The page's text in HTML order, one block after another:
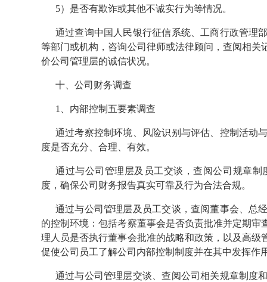
5）是否有欺诈或其他不诚实行为等情况。
通过查询中国人民银行征信系统、工商行政管理
等部门或机构，咨询公司律师或法律顾问，查阅相
价公司管理层的诚信状况。
十、公司财务调查
1、内部控制五要素调查
通过考察控制环境、风险识别与评估、控制活动
度是否充分、合理、有效。
通过与公司管理层及员工交谈，查阅公司规章
度，确保公司财务报告真实可靠及行为合法合规。
通过与公司管理层及员工交谈，查阅董事会、总
的控制环境：包括考察董事会是否负责批准并定期
理人员是否执行董事会批准的战略和政策，以及高
促使公司员工了解公司内部控制制度并在其中发挥作
通过与公司管理层交谈、查阅公司相关规章制度